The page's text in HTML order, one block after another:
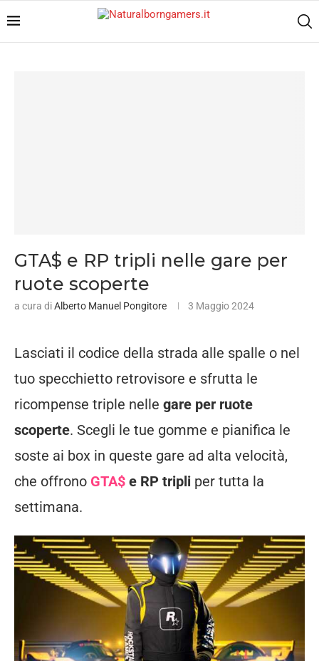
GTA$ e RP tripli nelle gare per
ruote scoperte
a cura diAlberto Manuel Pongitore 3 Maggio 2024
Lasciati il codice della strada alle spalle o nel
tuo specchietto retrovisore e sfrutta le
ricompense triple nelle gare per ruote
scoperte. Scegli le tue gomme e pianifica le
soste ai box in queste gare ad alta velocità,
che offrono GTA$ e RP tripli per tutta la
settimana.